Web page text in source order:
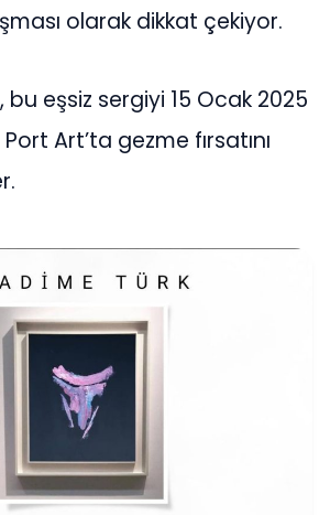
olarak dikkat çekiyor.
eşsiz sergiyi 15 Ocak 2025
Art’ta gezme fırsatını